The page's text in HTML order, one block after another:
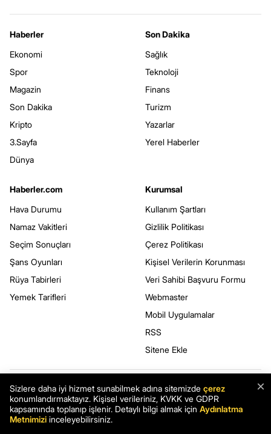
Haberler
Ekonomi
Spor
Magazin
Son Dakika
Kripto
3.Sayfa
Dünya
Son Dakika
Sağlık
Teknoloji
Finans
Turizm
Yazarlar
Yerel Haberler
Haberler.com
Hava Durumu
Namaz Vakitleri
Seçim Sonuçları
Şans Oyunları
Rüya Tabirleri
Yemek Tarifleri
Kurumsal
Kullanım Şartları
Gizlilik Politikası
Çerez Politikası
Kişisel Verilerin Korunması
Veri Sahibi Başvuru Formu
Webmaster
Mobil Uygulamalar
RSS
Sitene Ekle
BİZİ TAKİP EDİN ×
Sizlere daha iyi hizmet sunabilmek adına sitemizde çerez
konumlandırmaktayız. Kişisel verileriniz, KVKK ve GDPR
kapsamında toplanıp işlenir. Detaylı bilgi almak için Aydınlatma
Metnimizi inceleyebilirsiniz.